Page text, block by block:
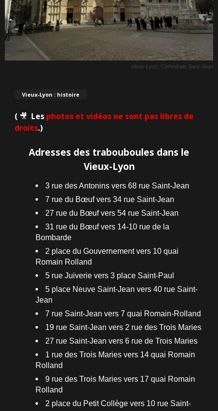
vieux-Lyon_Cathédrale Saint-Jean
Vieux-Lyon : histoire
( 🎥 Les photos et vidéos ne sont pas libres de
droits.)
Adresses des trabouboules dans le
Vieux-Lyon
3 rue des Antonins vers 68 rue Saint-Jean
7 rue du Bœuf vers 34 rue Saint-Jean
27 rue du Bœuf vers 54 rue Saint-Jean
31 rue du Bœuf vers 14-10 rue de la
Bombarde
2 place du Gouvernement vers 10 quai
Romain Rolland
5 rue Juiverie vers 3 place Saint-Paul
5 place Neuve Saint-Jean vers 40 rue Saint-
Jean
7 rue Saint-Jean vers 7 quai Romain-Rolland
19 rue Saint-Jean vers 2 rue des Trois Maries
27 rue Saint-Jean vers 6 rue de Trois Maries
1 rue des Trois Maries vers 14 quai Romain
Rolland
9 rue des Trois Maries vers 17 quai Romain
Rolland
2 place du Petit Collège vers 10 rue Saint-